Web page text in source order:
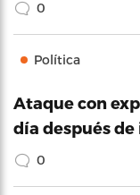
0
Política
Ataque con
día después
0